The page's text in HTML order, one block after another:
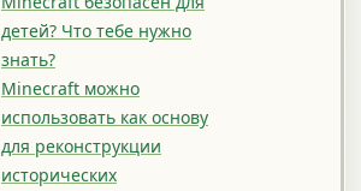
детей? Что тебе нужно
знать?
Minecraft можно
использовать как основу
для реконструкции
исторических